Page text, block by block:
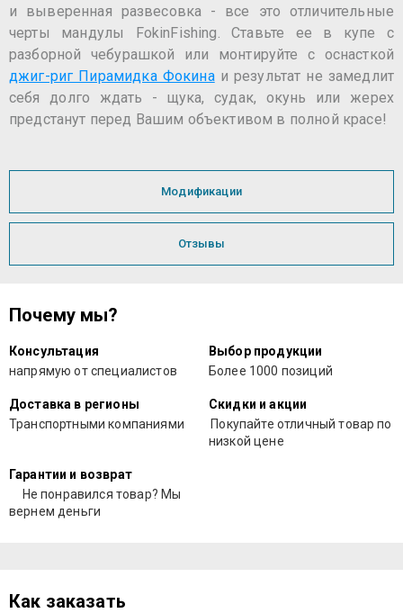
и выверенная развесовка - все это отличительные
черты мандулы FokinFishing. Ставьте ее в купе с
разборной чебурашкой или монтируйте с оснасткой
джиг-риг Пирамидка Фокинаи результат не замедлит
себя долго ждать - щука, судак, окунь или жерех
предстанут перед Вашим объективом в полной красе!
Модификации
Отзывы
Почему мы?
Консультация
напрямую от специалистов
Выбор продукции
Более 1000 позиций
Доставка в регионы
Транспортными компаниями
Скидки и акции
Покупайте отличный товар по
низкой цене
Гарантии и возврат
Не понравился товар? Мы
вернем деньги
Как заказать